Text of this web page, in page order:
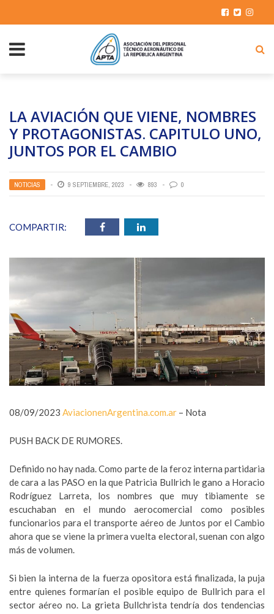
LA AVIACIÓN QUE VIENE, NOMBRES
Y PROTAGONISTAS. CAPITULO UNO,
JUNTOS POR EL CAMBIO
NOTICIAS 9 SEPTIEMBRE, 2023 893 0
COMPARTIR:
08/09/2023 AviacionenArgentina.com.ar – Nota
PUSH BACK DE RUMORES.
Definido no hay nada. Como parte de la feroz interna partidaria
de cara a las PASO en la que Patricia Bullrich le gano a Horacio
Rodríguez Larreta, los nombres que muy tibiamente se
escuchaban en el mundo aerocomercial como posibles
funcionarios para el transporte aéreo de Juntos por el Cambio
ahora que se viene la primera vuelta electoral, suenan con algo
más de volumen.
Si bien la interna de la fuerza opositora está finalizada, la puja
entre quienes formarían el posible equipo de Bullrich para el
sector aéreo no. La grieta Bullchrista tendría dos tendencias